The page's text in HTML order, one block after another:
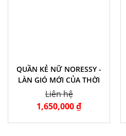
QUẦN KẺ NỮ NORESSY -
LÀN GIÓ MỚI CỦA THỜI
TRANG GOLF NỮ HÈ 2023
Liên hệ
1,650,000 ₫